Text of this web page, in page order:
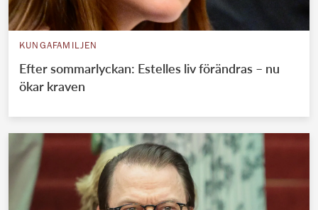
KUNGAFAMILJEN
Efter sommarlyckan: Estelles liv förändras – nu
ökar kraven